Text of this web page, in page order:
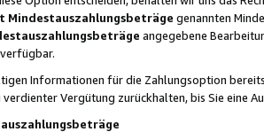
Mindestauszahlungsbeträge genannten
angegebene
Informationen für die Zahlungsoption
verdienter Vergütung zurückhalten, bis Sie